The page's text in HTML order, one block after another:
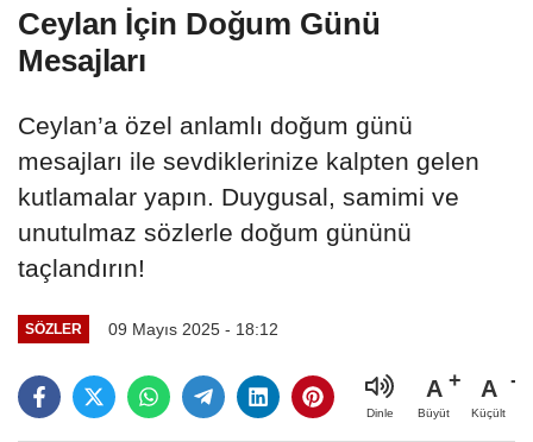
Ceylan İçin Doğum Günü
Mesajları
Ceylan’a özel anlamlı doğum günü
mesajları ile sevdiklerinize kalpten gelen
kutlamalar yapın. Duygusal, samimi ve
unutulmaz sözlerle doğum gününü
taçlandırın!
SÖZLER 09 Mayıs 2025 - 18:12
Dinle
A
Büyüt
A
Küçült